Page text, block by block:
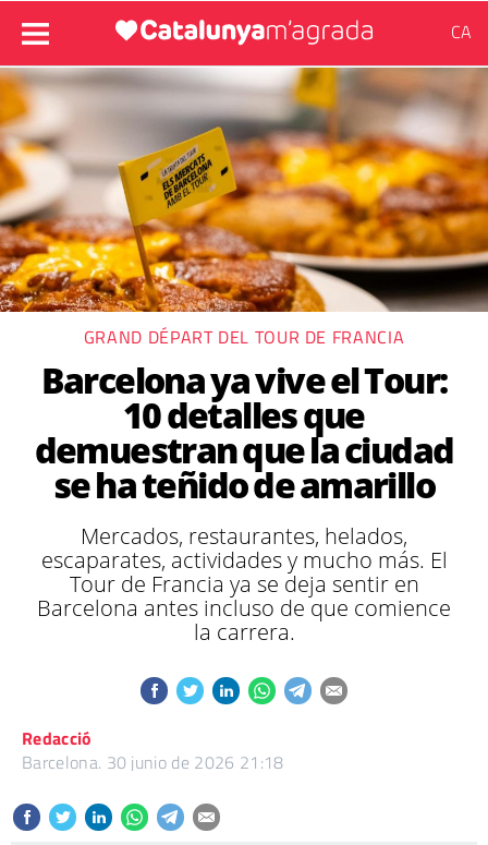
CA
GRAND DÉPART DEL TOUR DE FRANCIA
Barcelona ya vive el Tour:
10 detalles que
demuestran que la ciudad
se ha teñido de amarillo
Mercados, restaurantes, helados,
escaparates, actividades y mucho más. El
Tour de Francia ya se deja sentir en
Barcelona antes incluso de que comience
la carrera.
Redacció
Barcelona. 30 junio de 2026 21:18